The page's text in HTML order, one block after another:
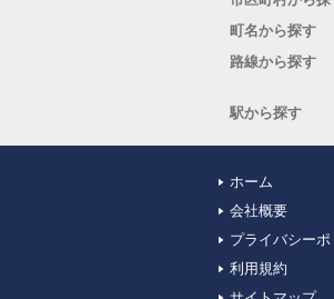
町名から探す
路線から探す
駅から探す
ホーム
会社概要
プライバシーポ
利用規約